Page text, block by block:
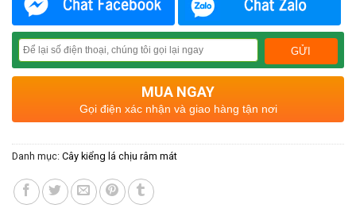
MUA NGAY
Gọi điện xác nhận và giao hàng tận nơi
Danh mục: Cây kiểng lá chịu râm mát